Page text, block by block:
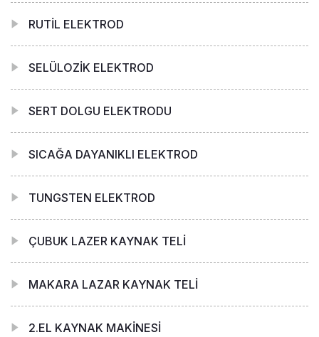
RUTİL ELEKTROD
SELÜLOZİK ELEKTROD
SERT DOLGU ELEKTRODU
SICAĞA DAYANIKLI ELEKTROD
TUNGSTEN ELEKTROD
ÇUBUK LAZER KAYNAK TELİ
MAKARA LAZAR KAYNAK TELİ
2.EL KAYNAK MAKİNESİ